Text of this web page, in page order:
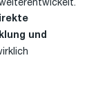
und